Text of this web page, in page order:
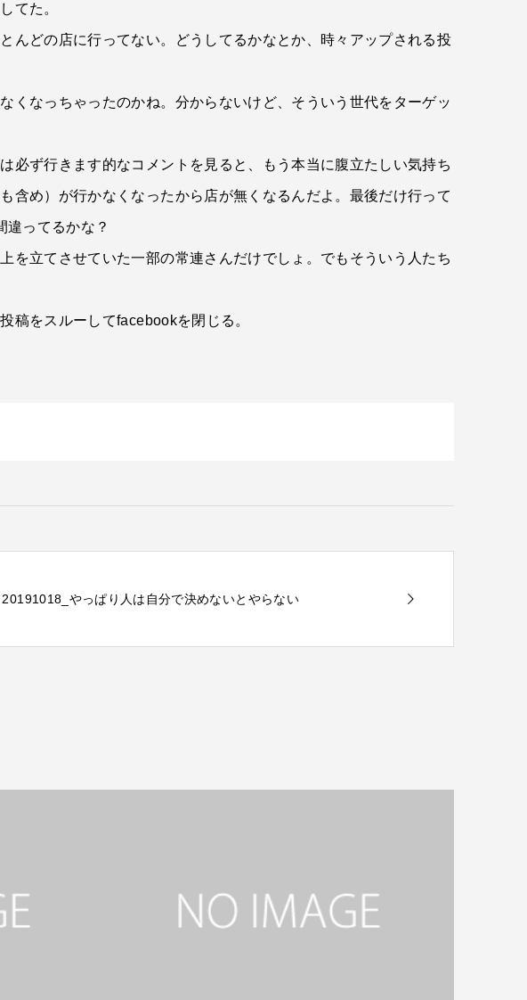
てた。
んどの店に行ってない。どうしてるかなとか、時々アップされる投
くなっちゃったのかね。分からないけど、そういう世代をターゲッ
必ず行きます的なコメントを見ると、もう本当に腹立たしい気持ち
含め）が行かなくなったから店が無くなるんだよ。最後だけ行って
違ってるかな？
を立てさせていた一部の常連さんだけでしょ。でもそういう人たち
稿をスルーしてfacebookを閉じる。
20191018_やっぱり人は自分で決めないとやらない